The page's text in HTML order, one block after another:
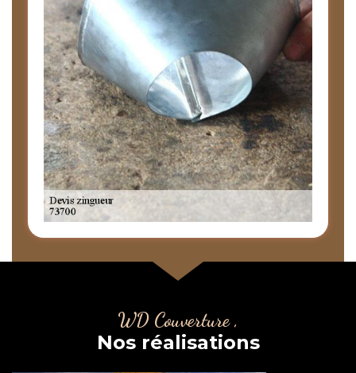
WD Couverture ,
Nos réalisations